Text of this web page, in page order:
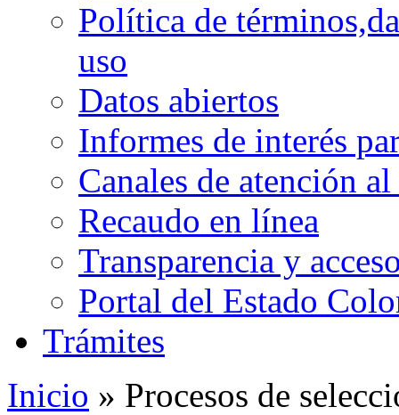
Política de
uso
Datos abiertos
Informes de interés
Canales de atención
Recaudo en línea
Transparencia y
Portal del Estado
Trámites
Inicio » Procesos de